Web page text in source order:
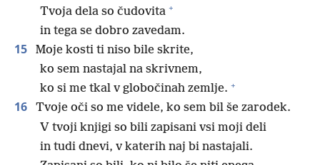
Tvoja dela so čudovita +
in tega se dobro zavedam.
15
Moje kosti ti niso bile skrite,
ko sem nastajal na skrivnem,
ko si me tkal v globočinah zemlje. +
16
Tvoje oči so me videle, ko sem bil še zarodek.
V tvoji knjigi so bili zapisani vsi moji deli
in tudi dnevi, v katerih naj bi nastajali.